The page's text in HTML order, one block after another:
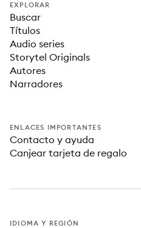
EXPLORAR
Buscar
Títulos
Audio series
Storytel Originals
Autores
Narradores
ENLACES IMPORTANTES
Contacto y ayuda
Canjear tarjeta de regalo
IDIOMA Y REGIÓN